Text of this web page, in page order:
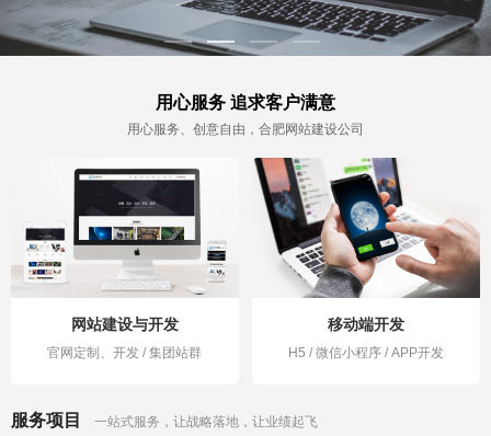
用心服务 追求客户满意
用心服务、创意自由，合肥网站建设公司
网站建设与开发
官网定制、开发 / 集团站群
移动端开发
H5 / 微信小程序 / APP开发
服务项目 一站式服务，让战略落地，让业绩起飞